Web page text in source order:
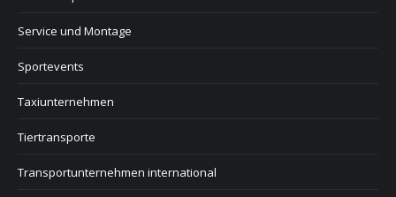
Service und Montage
Sportevents
Taxiunternehmen
Tiertransporte
Transportunternehmen international